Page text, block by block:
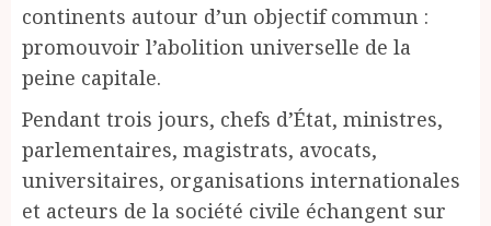
continents autour d’un objectif commun :
promouvoir l’abolition universelle de la
peine capitale.
Pendant trois jours, chefs d’État, ministres,
parlementaires, magistrats, avocats,
universitaires, organisations internationales
et acteurs de la société civile échangent sur